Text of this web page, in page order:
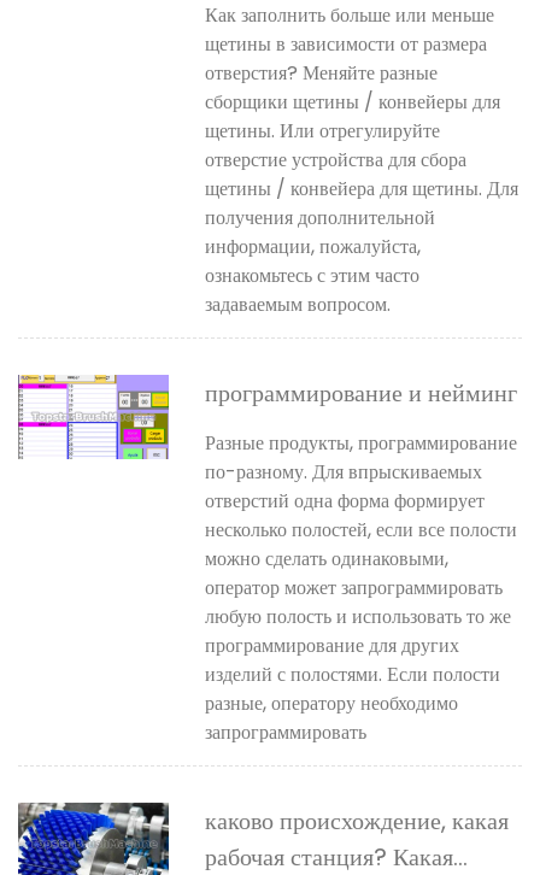
Как заполнить больше или меньше
щетины в зависимости от размера
отверстия? Меняйте разные
сборщики щетины / конвейеры для
щетины. Или отрегулируйте
отверстие устройства для сбора
щетины / конвейера для щетины. Для
получения дополнительной
информации, пожалуйста,
ознакомьтесь с этим часто
задаваемым вопросом.
программирование и нейминг
Разные продукты, программирование
по-разному. Для впрыскиваемых
отверстий одна форма формирует
несколько полостей, если все полости
можно сделать одинаковыми,
оператор может запрограммировать
любую полость и использовать то же
программирование для других
изделий с полостями. Если полости
разные, оператору необходимо
запрограммировать
каково происхождение, какая
рабочая станция? Какая